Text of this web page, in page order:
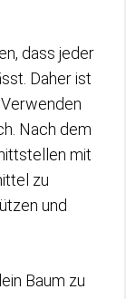
dass jeder
Daher ist
Nach dem
mit
zu
und
Baum zu